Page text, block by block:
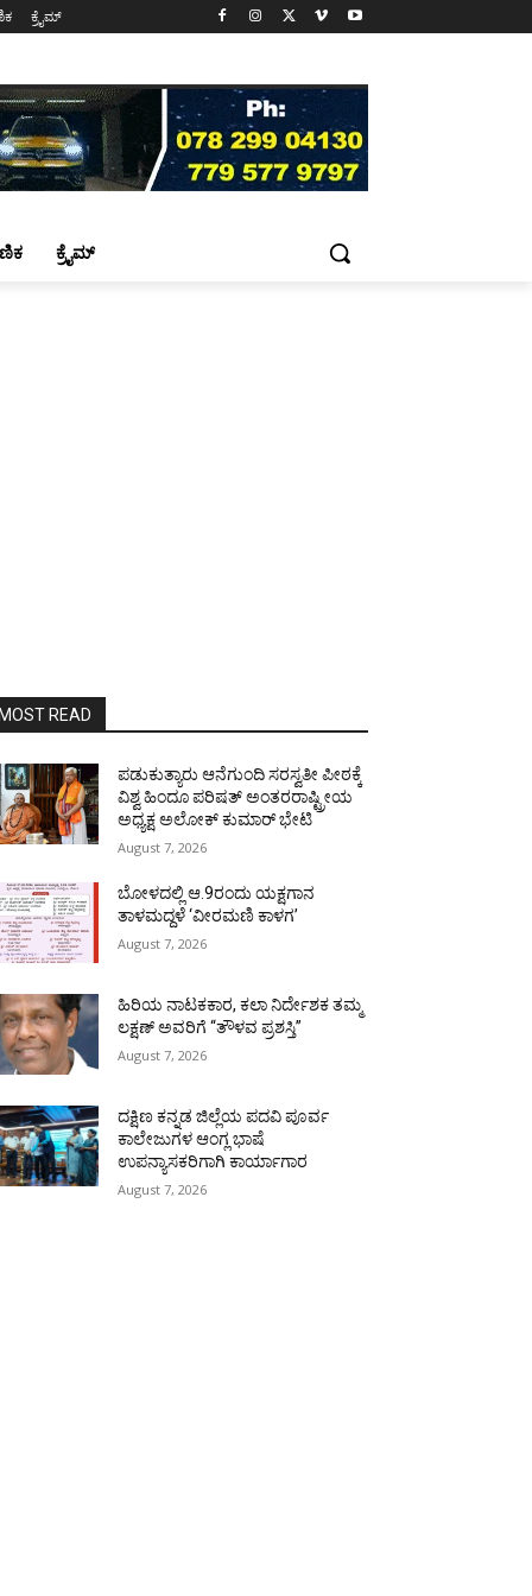
ಕ್ರೈಮ್
ಕ್ರೈಮ್
MOST READ
ಪಡುಕುತ್ಯಾರು ಆನೆಗುಂದಿ ಸರಸ್ವತೀ ಪೀಠಕ್ಕೆ
ವಿಶ್ವ ಹಿಂದೂ ಪರಿಷತ್ ಅಂತರರಾಷ್ಟ್ರೀಯ
ಅಧ್ಯಕ್ಷ ಅಲೋಕ್ ಕುಮಾರ್ ಭೇಟಿ
August 7, 2026
ಬೋಳದಲ್ಲಿ ಆ.9ರಂದು ಯಕ್ಷಗಾನ
ತಾಳಮದ್ದಳೆ ‘ವೀರಮಣಿ ಕಾಳಗ’
August 7, 2026
ಹಿರಿಯ ನಾಟಕಕಾರ, ಕಲಾ ನಿರ್ದೇಶಕ ತಮ್ಮ
ಲಕ್ಷಣ್ ಅವರಿಗೆ “ತೌಳವ ಪ್ರಶಸ್ತಿ”
August 7, 2026
ದಕ್ಷಿಣ ಕನ್ನಡ ಜಿಲ್ಲೆಯ ಪದವಿ ಪೂರ್ವ
ಕಾಲೇಜುಗಳ ಆಂಗ್ಲ ಭಾಷೆ
ಉಪನ್ಯಾಸಕರಿಗಾಗಿ ಕಾರ್ಯಾಗಾರ
August 7, 2026